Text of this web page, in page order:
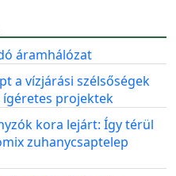
áramhálózat
a vízjárási szélsőségek
ígéretes projektek
kora lejárt: Így térül
zuhanycsaptelep